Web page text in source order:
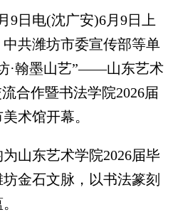
日电(沈广安)6月9日上
共潍坊市委宣传部等单
·翰墨山艺”——山东艺术
合作暨书法学院2026届
术馆开幕。
东艺术学院2026届毕
金石文脉，以书法篆刻